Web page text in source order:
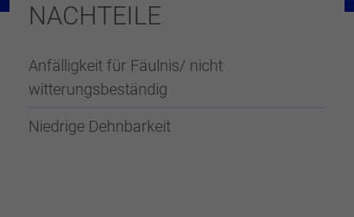
NACHTEILE
Anfälligkeit für Fäulnis/ nicht
witterungsbeständig
Niedrige Dehnbarkeit